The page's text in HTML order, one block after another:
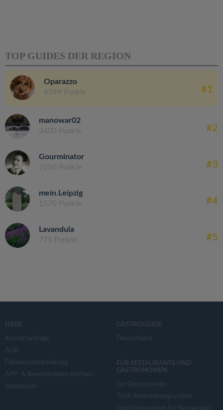
TOP GUIDES DER REGION
Oparazzo
4399 Punkte #1
manowar02
3400 Punkte #2
Gourminator
2550 Punkte #3
mein.Leipzig
1570 Punkte #4
Lavandula
775 Punkte #5
ÜBER
Kontaktanfrage
AGB
Datenschutzerklärung
APP- & Benutzerdaten löschen
Impressum
GASTROGUIDE
Deutschland
FÜR RESTAURANTS UND
GASTRONOMEN
Für Gastronomen
Tisch Reservierungsystem
Gutscheinsystem für Restaurants